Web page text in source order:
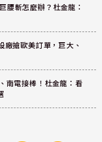
腰斬怎麼辦？杜金龍：
搶歐美訂單，巨大、
南電接棒！杜金龍：看